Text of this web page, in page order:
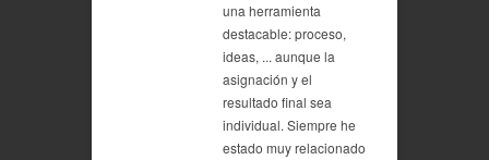
una herramienta
destacable: proceso,
ideas, ... aunque la
asignación y el
resultado final sea
individual. Siempre he
estado muy relacionado